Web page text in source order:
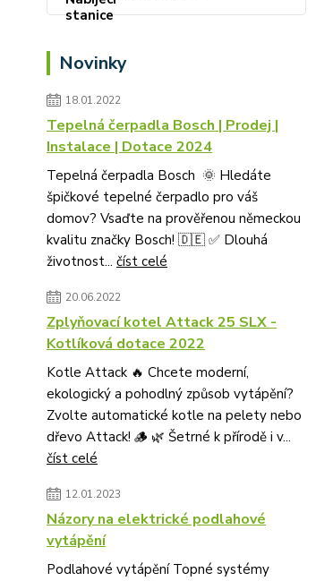
Novinky
18.01.2022
Tepelná čerpadla Bosch | Prodej |
Instalace | Dotace 2024
Tepelná čerpadla Bosch 🌞 Hledáte
špičkové tepelné čerpadlo pro váš
domov? Vsaďte na prověřenou německou
kvalitu značky Bosch! 🇩🇪 ✅ Dlouhá
životnost... číst celé
20.06.2022
Zplyňovací kotel Attack 25 SLX -
Kotlíková dotace 2022
Kotle Attack 🔥 Chcete moderní,
ekologický a pohodlný způsob vytápění?
Zvolte automatické kotle na pelety nebo
dřevo Attack! 🪵 🌿 Šetrné k přírodě i v...
číst celé
12.01.2023
Názory na elektrické podlahové
vytápění
Podlahové vytápění Topné systémy